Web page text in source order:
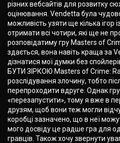
різних вебсайтів для розвитку
оцінювання. Vendetta була
можливість узяти ще кілька ігор
отримати всі чотири, які ще не
розповідатиму гру Masters of
здається, вона навіть краща за
дізнатися мої думки без
БУТИ ЗІРКОЮ Masters of Crime:
розслідування злочину, тобто
перепроходити вдруге. Однак
«перезапустити», тому я вже в
друзям, щоб вони теж могли
коробці зазначено, що в неї
мого досвіду це радше гра для
гравців. Також хочу звернути